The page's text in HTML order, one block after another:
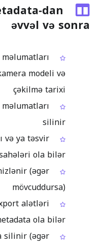
əvvəl və sonra
modeli və
çəkilmə tarixi
silinir
və ya təsvir
ola bilər
(əgər
mövcuddursa)
alətləri
ola bilər
silinir (əgər